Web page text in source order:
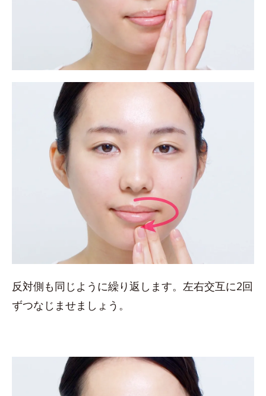
反対側も同じように繰り返します。左右交互に2回
ずつなじませましょう。